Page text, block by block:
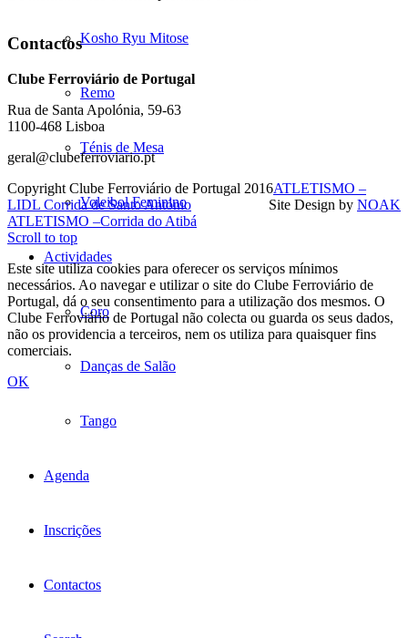
Kosho Ryu Mitose
Remo
Ténis de Mesa
Voleibol Feminino
Actividades
Coro
Danças de Salão
Tango
Agenda
Inscrições
Contactos
Contactos
Clube Ferroviário de Portugal
Rua de Santa Apolónia, 59-63
1100-468 Lisboa
geral@clubeferroviario.pt
Copyright Clube Ferroviário de Portugal 2016
Site Design by NOAK
ATLETISMO –
LIDL Corrida de Santo António
ATLETISMO –Corrida do Atibá
Scroll to top
Este site utiliza cookies para oferecer os serviços mínimos
necessários. Ao navegar e utilizar o site do Clube Ferroviário de
Portugal, dá o seu consentimento para a utilização dos mesmos. O
Clube Ferroviário de Portugal não colecta ou guarda os seus dados,
não os providencia a terceiros, nem os utiliza para quaisquer fins
comerciais.
OK